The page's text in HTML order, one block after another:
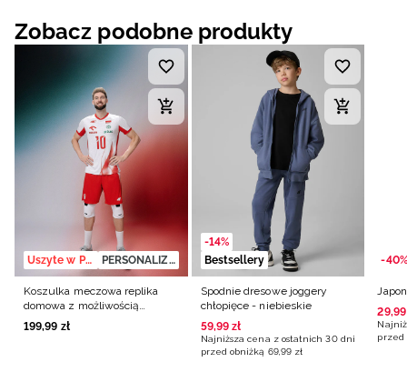
Zobacz podobne produkty
Uszyte w Polsce PERSONALIZACJA
Koszulka meczowa replika
domowa z możliwością
personalizacji męska 4F x
Polska Siatkówka - biała
199,99 zł
-14%
Bestsellery
Spodnie dresowe joggery
chłopięce - niebieskie
59,99 zł
Najniższa cena z ostatnich 30 dni
przed obniżką 69,99 zł
-40%
29,99
przed